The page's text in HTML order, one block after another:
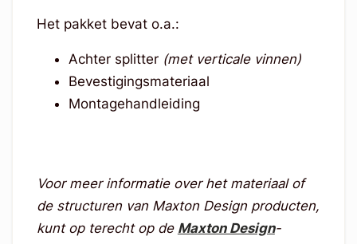
Het pakket bevat o.a.:
Achter splitter (met verticale vinnen)
Bevestigingsmateriaal
Montagehandleiding
Voor meer informatie over het materiaal of
de structuren van Maxton Design producten,
kunt op terecht op de Maxton Design-